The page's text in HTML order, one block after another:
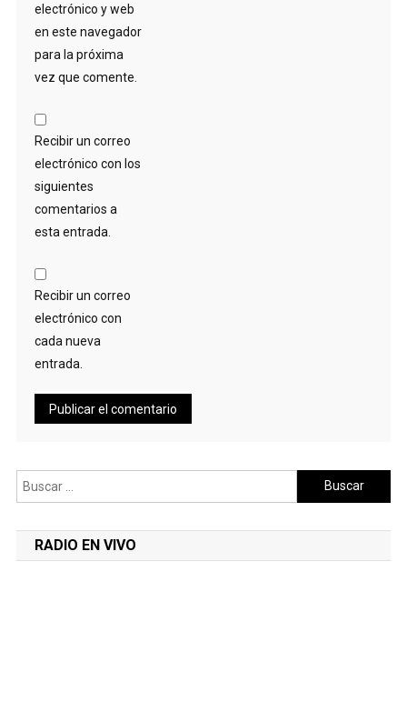
electrónico y web
en este navegador
para la próxima
vez que comente.
Recibir un correo
electrónico con los
siguientes
comentarios a
esta entrada.
Recibir un correo
electrónico con
cada nueva
entrada.
Buscar:
RADIO EN VIVO